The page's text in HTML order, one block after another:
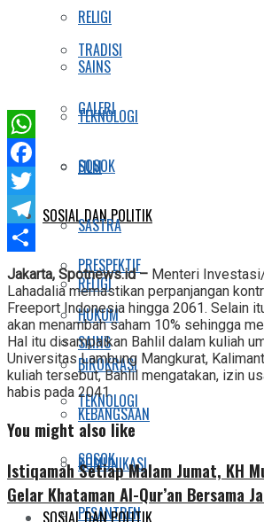
RELIGI
SAINS
TEKNOLOGI
SOSOK
SOSIAL DAN POLITIK
PRESPEKTIF
HUKUM
BIROKRASI
KEBANGSAAN
KOMUNIKASI
PESANTREN
TRADISI
GALERI
FILM
SASTRA
RELIGI
SAINS
TEKNOLOGI
SOSOK
SOSIAL DAN POLITIK
WhatsApp
Facebook
Twitter
Telegram
Share
Jakarta, Spotnews.id – Menteri
Lahadalia memastikan perpanjangan
Freeport Indonesia hingga 2061. Selain
akan menambah saham 10% sehingga
Hal itu disampaikan Bahlil dalam kuliah
Universitas Lambung Mangkurat,
kuliah tersebut, Bahlil mengatakan, izin
habis pada 2041.
You might also like
Istiqamah Setiap Malam Jumat, KH
Gelar Khataman Al-Qur’an Bersama